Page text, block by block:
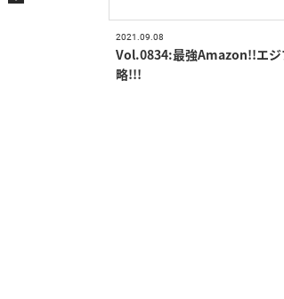
2021.09.08
Vol.0834:最強Amazon!!エジ
略!!!